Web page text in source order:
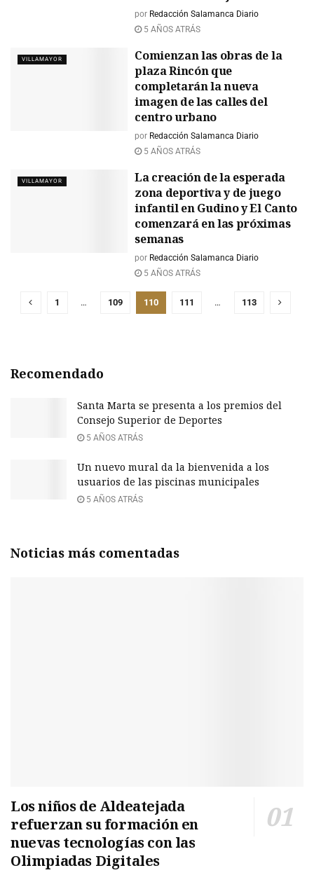
por Redacción Salamanca Diario
5 AÑOS ATRÁS
VILLAMAYOR
Comienzan las obras de la
plaza Rincón que
completarán la nueva
imagen de las calles del
centro urbano
por Redacción Salamanca Diario
5 AÑOS ATRÁS
VILLAMAYOR
La creación de la esperada
zona deportiva y de juego
infantil en Gudino y El Canto
comenzará en las próximas
semanas
por Redacción Salamanca Diario
5 AÑOS ATRÁS
1 … 109 110 111 … 113
Recomendado
Santa Marta se presenta a los premios del
Consejo Superior de Deportes
5 AÑOS ATRÁS
Un nuevo mural da la bienvenida a los
usuarios de las piscinas municipales
5 AÑOS ATRÁS
Noticias más comentadas
Los niños de Aldeatejada
refuerzan su formación en
nuevas tecnologías con las
Olimpiadas Digitales